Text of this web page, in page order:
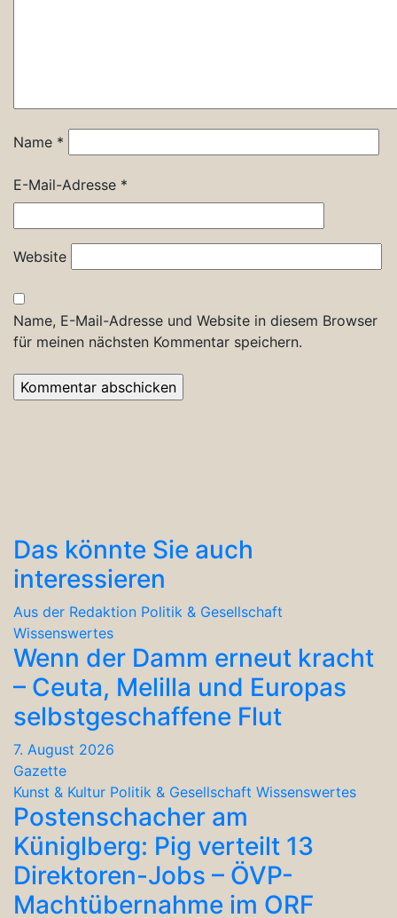
Name *
E-Mail-Adresse *
Website
Name, E-Mail-Adresse und Website in diesem Browser
für meinen nächsten Kommentar speichern.
Das könnte Sie auch
interessieren
Aus der Redaktion Politik & Gesellschaft
Wissenswertes
Wenn der Damm erneut kracht
– Ceuta, Melilla und Europas
selbstgeschaffene Flut
7. August 2026
Gazette
Kunst & Kultur Politik & Gesellschaft Wissenswertes
Postenschacher am
Küniglberg: Pig verteilt 13
Direktoren-Jobs – ÖVP-
Machtübernahme im ORF